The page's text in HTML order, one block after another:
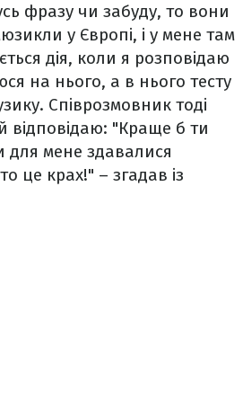
фразу чи забуду, то вони
у Європі, і у мене там
дія, коли я розповідаю
на нього, а в нього тесту
Співрозмовник тоді
відповідаю: "Краще б ти
для мене здавалися
це крах!" – згадав із